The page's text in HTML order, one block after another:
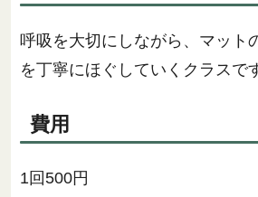
呼吸を大切にしながら、マット
を丁寧にほぐしていくクラスで
費用
1回500円